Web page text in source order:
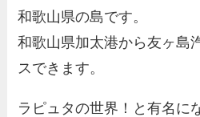
和歌山県の島です。
和歌山県加太港から友ヶ島
スできます。
ラピュタの世界！と有名に